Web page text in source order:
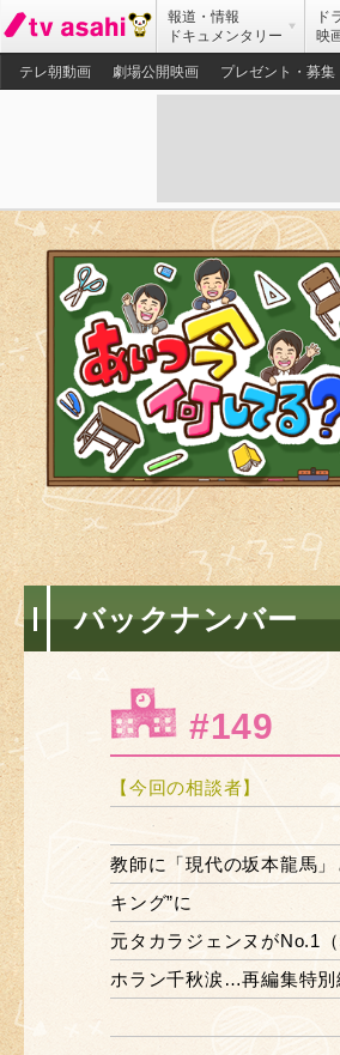
報道・情報
ドキュメンタリー
ド
映
テレ朝動画 劇場公開映画 プレゼント・募集
バックナンバー
#149
【今回の相談者】
教師に「現代の坂本龍馬
キング”に
元タカラジェンヌがNo.1
ホラン千秋涙…再編集特別